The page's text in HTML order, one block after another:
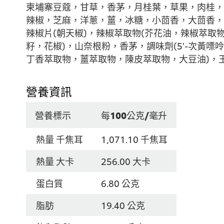
柬埔寨豆蔻，甘草，香茅，月桂葉，草果，肉桂
辣椒，芝麻，洋蔥，薑，冰糖，小茴香，大茴香
辣椒片(朝天椒)，辣椒萃取物(芥花油，辣椒萃取
籽，花椒)，山奈根粉，香茅，調味劑(5'-次黃嘌
丁香萃取物，薑萃取物，陳皮萃取物，大豆油)，
營養資訊
營養標示
每100公克/毫升
熱量 千焦耳
1,071.10 千焦耳
熱量 大卡
256.00 大卡
蛋白質
6.80 公克
脂肪
19.40 公克